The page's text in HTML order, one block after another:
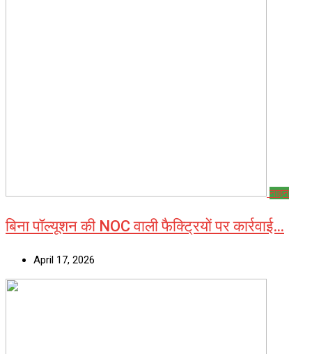
नाहन
बिना पॉल्यूशन की NOC वाली फैक्ट्रियों पर कार्रवाई…
April 17, 2026